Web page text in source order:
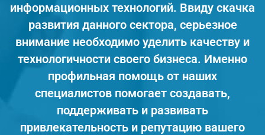
информационных технологий. Ввиду скачка
развития данного сектора, серьезное
внимание необходимо уделить качеству и
технологичности своего бизнеса. Именно
профильная помощь от наших
специалистов помогает создавать,
поддерживать и развивать
привлекательность и репутацию вашего